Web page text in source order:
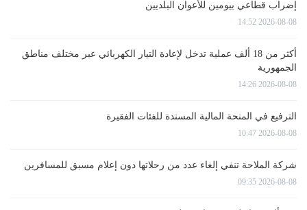
إضراب قطاعي بيومين للأعوان البلديين
2026-08-08 14:52
أكثر من 18 ألف عملية تدخل لإعادة التيار الكهربائي عبر مختلف مناطق
الجمهورية
2026-08-08 14:26
الترفيع في المنحة المالية المسندة للفئات الفقيرة
2026-08-08 10:47
شركة الملاحة تنفي إلغاء عدد من رحلاتها دون إعلام مسبق للمسافرين
2026-08-08 09:35